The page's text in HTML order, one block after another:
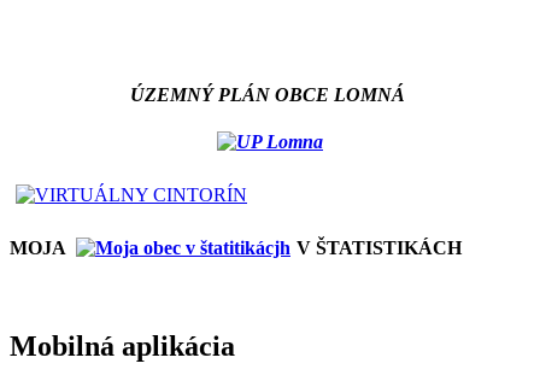
ÚZEMNÝ PLÁN OBCE LOMNÁ
MOJA V ŠTATISTIKÁCH
Mobilná aplikácia